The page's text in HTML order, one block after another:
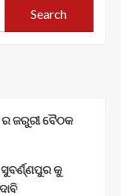
Search
ଜରୁରୀ ବୈଠକ
କୁ